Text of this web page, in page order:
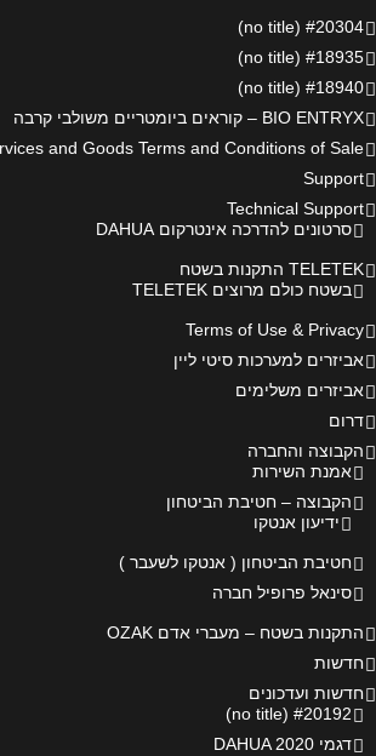
#20304 (no title)
#18935 (no title)
#18940 (no title)
BIO ENTRYX – קוראים ביומטריים משולבי קרבה
and Goods Terms and Conditions of Sale
Support
Technical Support
סרטונים להדרכה אינטרקום DAHUA
TELETEK התקנות בשטח
בשטח כולם מרוצים TELETEK
Terms of Use & Privacy
אביזרים למערכות סיטי ליין
אביזרים משלימים
דרום
הקבוצה והחברה
אמנת השירות
הקבוצה – חטיבת הביטחון
ידיעון אנטקו
חטיבת הביטחון ( אנטקו לשעבר )
סינאל פרופיל חברה
התקנות בשטח – מעברי אדם OZAK
חדשות
חדשות ועדכונים
#20192 (no title)
דגמי DAHUA 2020